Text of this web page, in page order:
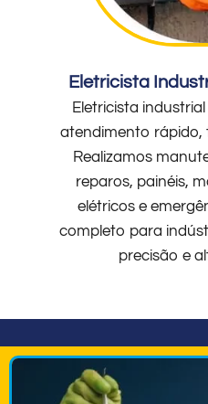
Eletricista
Eletricista
atendimento rápido,
Realizamos
reparos, painéis,
elétricos e
completo para
precisão e